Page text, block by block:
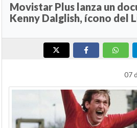
Movistar Plus lanza un
Kenny Dalglish, ícono del
07